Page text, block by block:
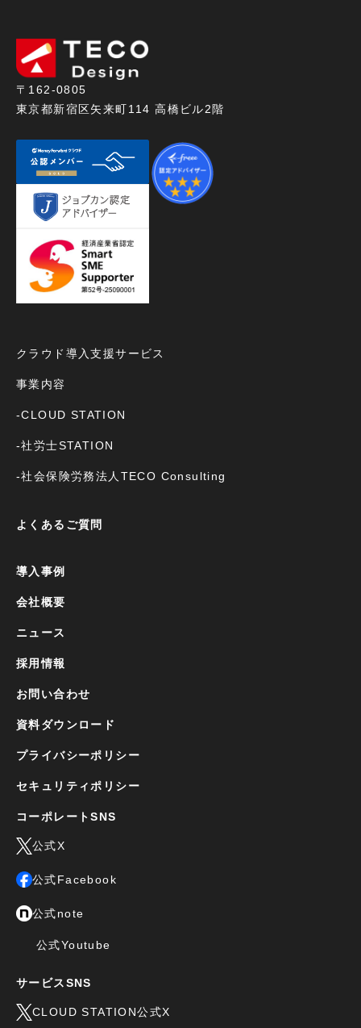
〒162-0805
東京都新宿区矢来町114 高橋ビル2階
クラウド導入支援サービス
事業内容
-CLOUD STATION
-社労士STATION
-社会保険労務法人TECO Consulting
よくあるご質問
導入事例
会社概要
ニュース
採用情報
お問い合わせ
資料ダウンロード
プライバシーポリシー
セキュリティポリシー
コーポレートSNS
公式X
公式Facebook
公式note
公式Youtube
サービスSNS
CLOUD STATION公式X